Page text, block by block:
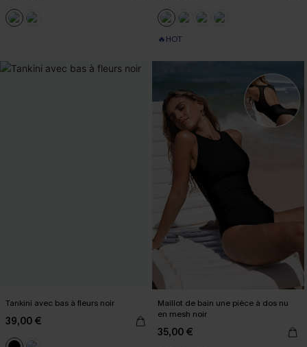
🔥HOT
Tankini avec bas à fleurs noir
39,00 €
Maillot de bain une pièce à dos nu
en mesh noir
35,00 €